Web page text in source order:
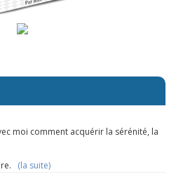
moi comment acquérir la sérénité, la
(la suite)